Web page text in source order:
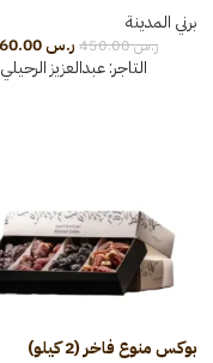
برني المدينة
ر.س450.00 ر.س360.00
التاجر:عبدالعزيز الرحيلي
بوكس منوع فاخر (2 كيلو)